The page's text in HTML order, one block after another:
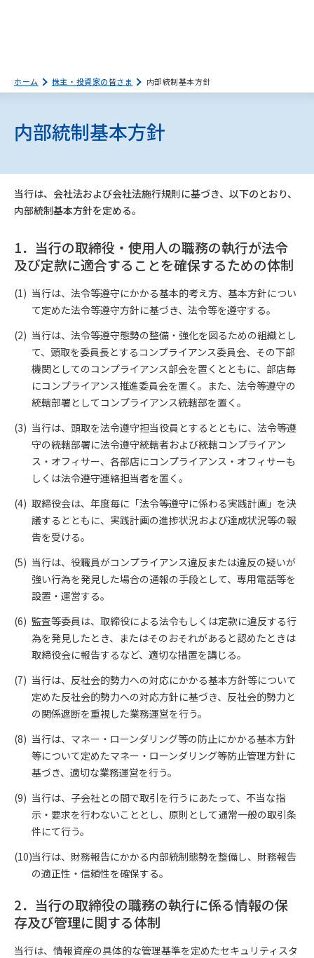
ホーム 株主・投資家の皆さま 内部統制基本方針
内部統制基本方針
当行は、会社法および会社法施行規則に基づき、以下のとおり、
内部統制基本方針を定める。
1．当行の取締役・使用人の職務の執行が法令
及び定款に適合することを確保するための体制
当行は、法令等遵守にかかる基本的考え方、基本方針につい
て定めた法令等遵守方針に基づき、法令等を遵守する。
当行は、法令等遵守態勢の整備・強化を図るための組織とし
て、頭取を委員長とするコンプライアンス委員会、その下部
機関としてのコンプライアンス部会を置くとともに、部店毎
にコンプライアンス推進委員会を置く。また、法令等遵守の
統轄部署としてコンプライアンス統轄部を置く。
当行は、頭取を法令遵守担当役員とするとともに、法令等遵
守の統轄部署に法令遵守統轄者および統轄コンプライアン
ス・オフィサー、各部店にコンプライアンス・オフィサーも
しくは法令遵守連絡担当者を置く。
取締役会は、年度毎に「法令等遵守に係わる実践計画」を決
議するとともに、実践計画の進捗状況および達成状況等の報
告を受ける。
当行は、役職員がコンプライアンス違反または違反の疑いが
強い行為を発見した場合の通報の手段として、専用電話等を
設置・運営する。
監査等委員は、取締役による法令もしくは定款に違反する行
為を発見したとき、またはそのおそれがあると認めたときは
取締役会に報告するなど、適切な措置を講じる。
当行は、反社会的勢力への対応にかかる基本方針等について
定めた反社会的勢力への対応方針に基づき、反社会的勢力と
の関係遮断を重視した業務運営を行う。
当行は、マネー・ローンダリング等の防止にかかる基本方針
等について定めたマネー・ローンダリング等防止管理方針に
基づき、適切な業務運営を行う。
当行は、子会社との間で取引を行うにあたって、不当な指
示・要求を行わないこととし、原則として通常一般の取引条
件にて行う。
当行は、財務報告にかかる内部統制態勢を整備し、財務報告
の適正性・信頼性を確保する。
2．当行の取締役の職務の執行に係る情報の保
存及び管理に関する体制
当行は、情報資産の具体的な管理基準を定めたセキュリティスタ